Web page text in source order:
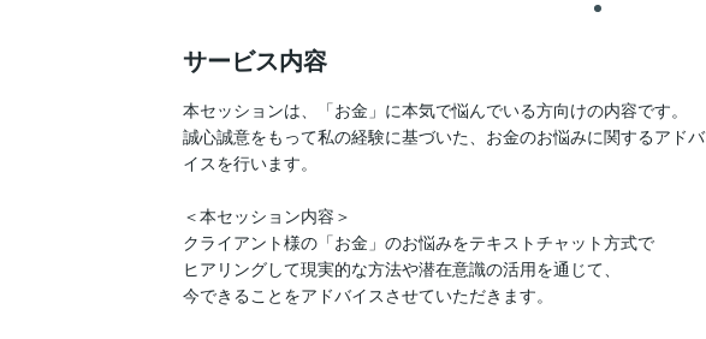
サービス内容
本セッションは、「お金」に本気で悩んでいる方向けの内容です。
誠心誠意をもって私の経験に基づいた、お金のお悩みに関するアドバ
イスを行います。
＜本セッション内容＞
クライアント様の「お金」のお悩みをテキストチャット方式で
ヒアリングして現実的な方法や潜在意識の活用を通じて、
今できることをアドバイスさせていただきます。